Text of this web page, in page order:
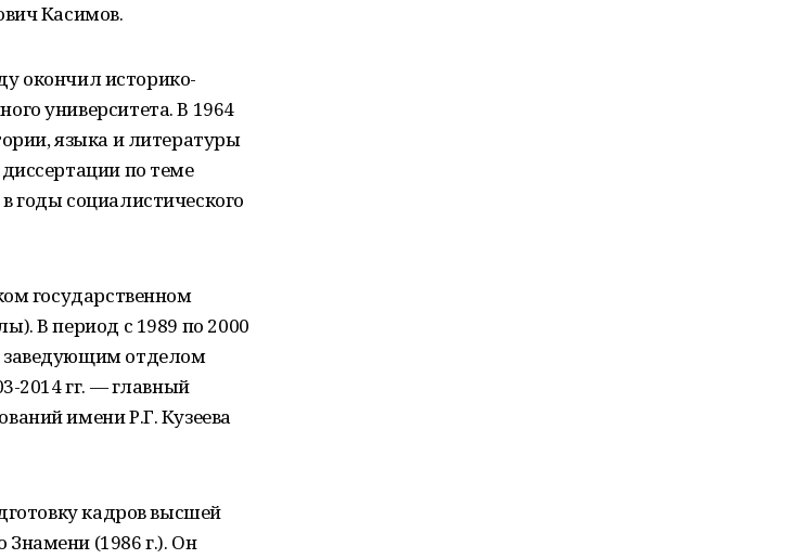
Касимов.
окончил историко-
университета. В 1964
языка и литературы
по теме
годы социалистического
государственном
В период с 1989 по 2000
заведующим отделом
2014 гг. — главный
имени Р.Г. Кузеева
кадров высшей
(1986 г.). Он